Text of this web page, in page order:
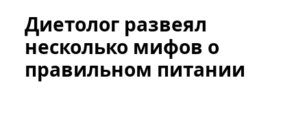
Диетолог развеял
несколько мифов о
правильном питании